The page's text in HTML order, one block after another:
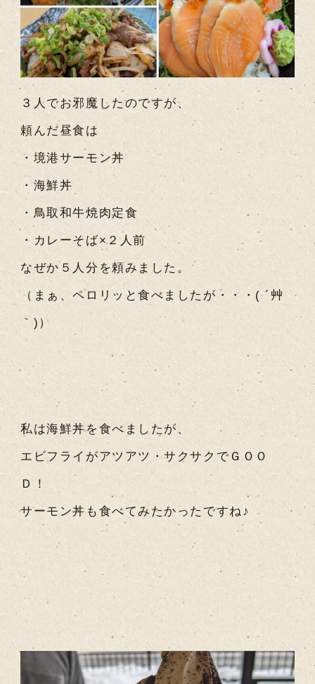
３人でお邪魔したのですが、
頼んだ昼食は
・境港サーモン丼
・海鮮丼
・鳥取和牛焼肉定食
・カレーそば×２人前
なぜか５人分を頼みました。
（まぁ、ペロリッと食べましたが・・・( ´艸
｀)）
私は海鮮丼を食べましたが、
エビフライがアツアツ・サクサクでＧＯＯ
Ｄ！
サーモン丼も食べてみたかったですね♪